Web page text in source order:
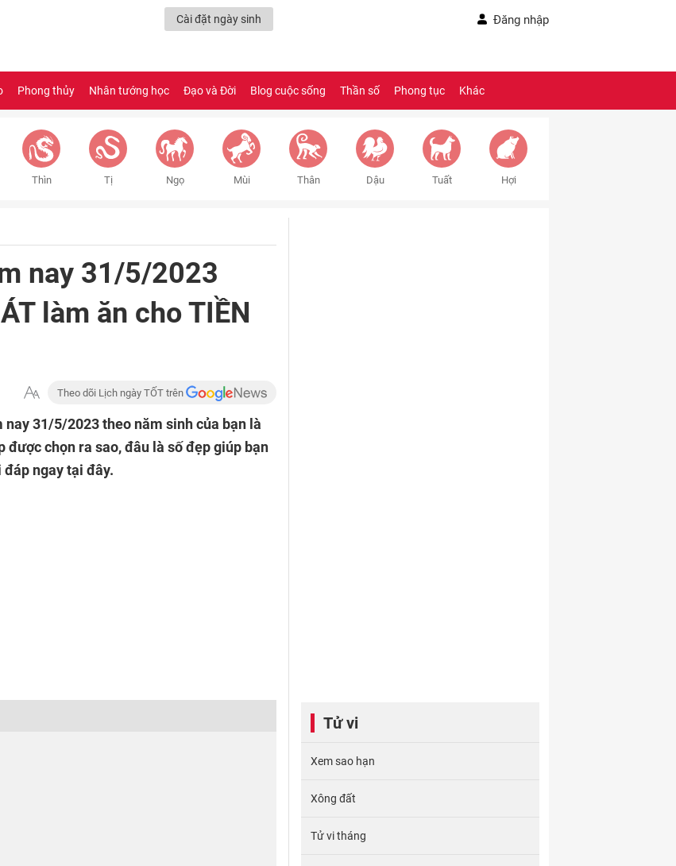
Cài đặt ngày sinh Đăng nhập
Phong thủy Nhân tướng học Đạo và Đời Blog cuộc sống Thần số Phong tục Khác
Thìn Tị Ngọ Mùi Thân Dậu Tuất Hợi
nay 31/5/2023
làm ăn cho TIỀN
Theo dõi Lịch ngày TỐT trên
nay 31/5/2023 theo năm sinh của bạn là
được chọn ra sao, đâu là số đẹp giúp bạn
ngay tại đây.
Tử vi
Xem sao hạn
Xông đất
Tử vi tháng